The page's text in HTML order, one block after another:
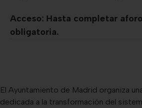
Acceso: Hasta completar
obligatoria.
El Ayuntamiento de Madrid organiza
dedicada a la transformación del